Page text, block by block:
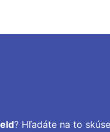
? Hľadáte na to